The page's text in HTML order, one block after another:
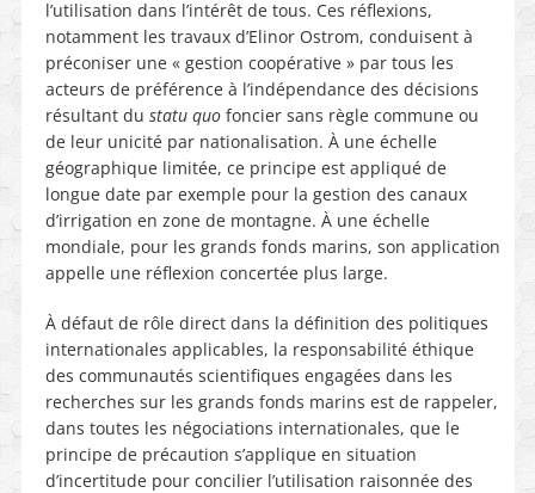
l’utilisation dans l’intérêt de tous. Ces réflexions,
notamment les travaux d’Elinor Ostrom, conduisent à
préconiser une « gestion coopérative » par tous les
acteurs de préférence à l’indépendance des décisions
résultant du statu quofoncier sans règle commune ou
de leur unicité par nationalisation. À une échelle
géographique limitée, ce principe est appliqué de
longue date par exemple pour la gestion des canaux
d’irrigation en zone de montagne. À une échelle
mondiale, pour les grands fonds marins, son application
appelle une réflexion concertée plus large.
À défaut de rôle direct dans la définition des politiques
internationales applicables, la responsabilité éthique
des communautés scientifiques engagées dans les
recherches sur les grands fonds marins est de rappeler,
dans toutes les négociations internationales, que le
principe de précaution s’applique en situation
d’incertitude pour concilier l’utilisation raisonnée des